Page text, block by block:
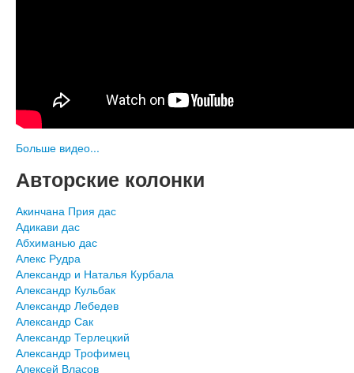
Больше видео...
Авторские колонки
Акинчана Прия дас
Адикави дас
Абхиманью дас
Алекс Рудра
Александр и Наталья Курбала
Александр Кульбак
Александр Лебедев
Александр Сак
Александр Терлецкий
Александр Трофимец
Алексей Власов